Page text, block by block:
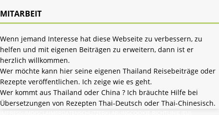
MITARBEIT
Wenn jemand Interesse hat diese Webseite zu verbessern, zu
helfen und mit eigenen Beiträgen zu erweitern, dann ist er
herzlich willkommen.
Wer möchte kann hier seine eigenen Thailand Reisebeiträge oder
Rezepte veröffentlichen. Ich zeige wie es geht.
Wer kommt aus Thailand oder China ? Ich bräuchte Hilfe bei
Übersetzungen von Rezepten Thai-Deutsch oder Thai-Chinesisch.